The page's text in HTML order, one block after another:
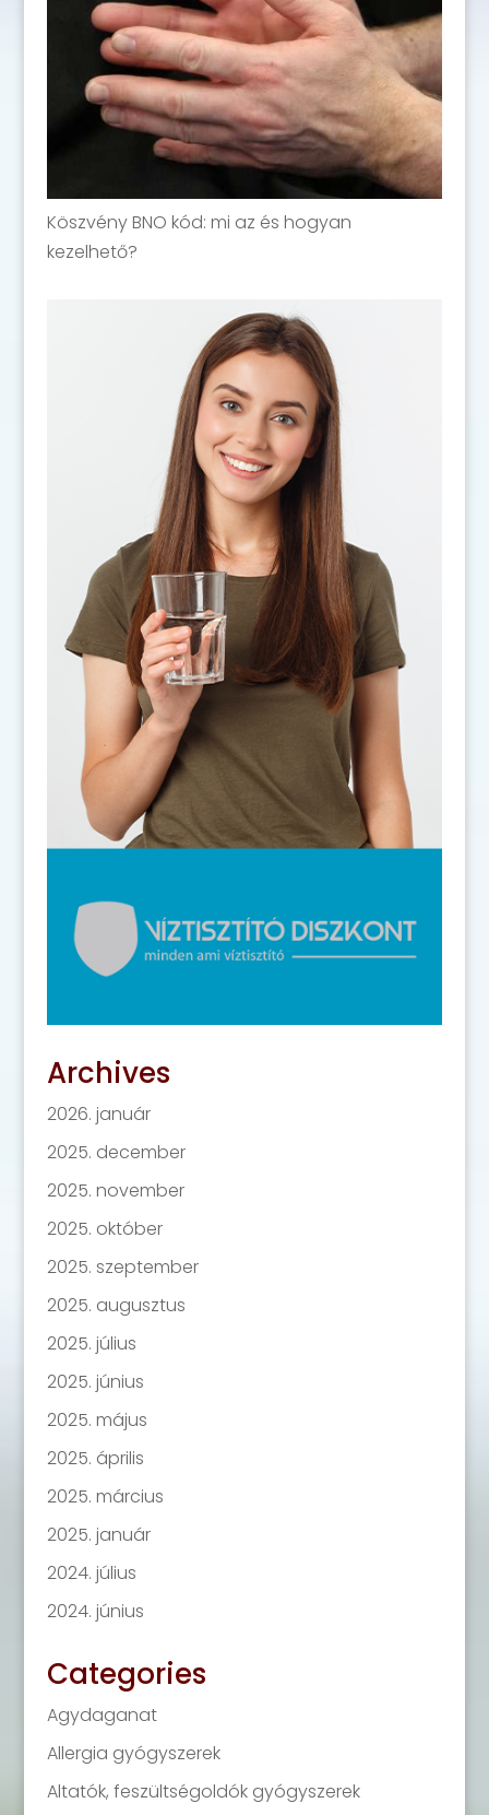
Köszvény BNO kód: mi az és hogyan
kezelhető?
Archives
2026. január
2025. december
2025. november
2025. október
2025. szeptember
2025. augusztus
2025. július
2025. június
2025. május
2025. április
2025. március
2025. január
2024. július
2024. június
Categories
Agydaganat
Allergia gyógyszerek
Altatók, feszültségoldók gyógyszerek